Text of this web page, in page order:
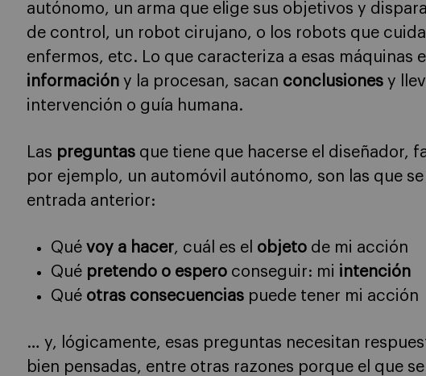
autónomo, un arma que elige sus objetivos y
de control, un robot cirujano, o los robots que
enfermos, etc. Lo que caracteriza a esas máquinas
información y la procesan, sacan conclusiones y
intervención o guía humana.
Las preguntas que tiene que hacerse el diseñador,
por ejemplo, un automóvil autónomo, son las que
entrada anterior:
Qué voy a hacer, cuál es el objeto de mi acción
Qué pretendo o espero conseguir: mi intención
Qué otras consecuencias puede tener mi acción
… y, lógicamente, esas preguntas necesitan
bien pensadas, entre otras razones porque el que